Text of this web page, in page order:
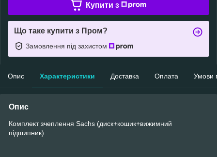
Купити з
Що таке купити з Пром?
Замовлення під захистом
Опис Характеристики Доставка Оплата Умови
Опис
Комплект зчеплення Sachs (диск+кошик+вижимний
підшипник)